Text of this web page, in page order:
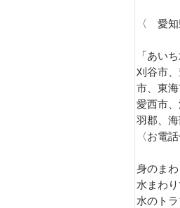
〈 愛知
「あい
刈谷市
市、東
愛西市
羽郡、
〈お電
身のま
水まわ
水のト